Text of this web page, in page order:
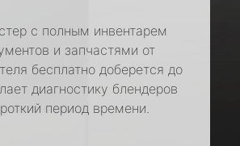
с полным инвентарем
и запчастями от
бесплатно доберется до
диагностику блендеров
период времени.